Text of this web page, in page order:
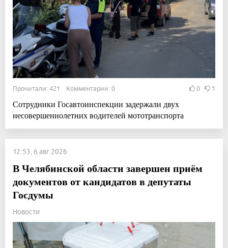
Прочитали: 421 Комментарии: 0 0 1
Сотрудники Госавтоинспекции задержали двух
несовершеннолетних водителей мототранспорта
12:53, 6 авг 2026
В Челябинской области завершен приём
документов от кандидатов в депутаты
Госдумы
Новости